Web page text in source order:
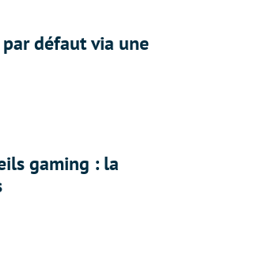
par défaut via une
gaming : la